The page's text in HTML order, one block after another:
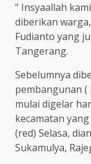
” Insyaallah
diberikan
Fudianto yang
Tangerang.
Sebelumnya
pembangunan
mulai digelar
kecamatan
(red) Selasa,
Sukamulya,